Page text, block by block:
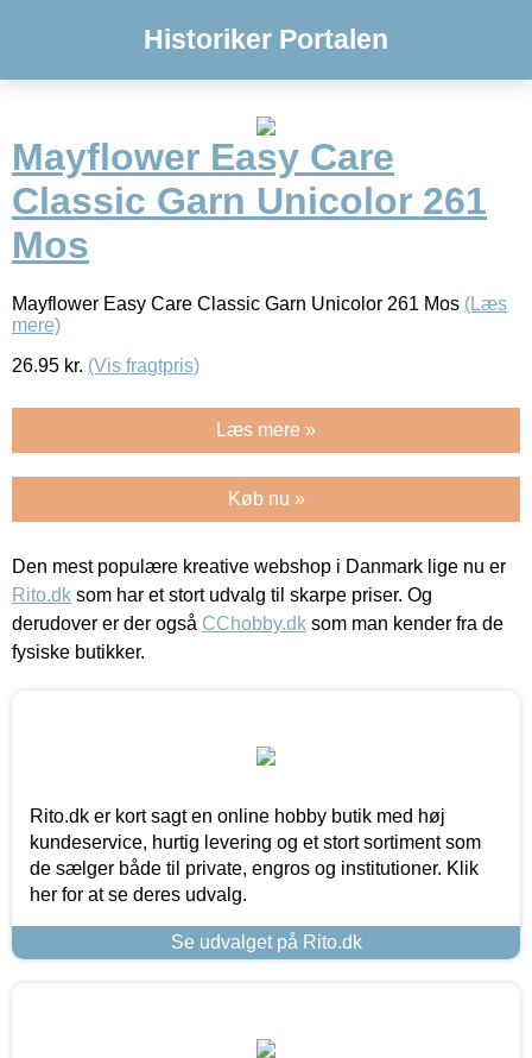
Historiker Portalen
Mayflower Easy Care
Classic Garn Unicolor 261
Mos
Mayflower Easy Care Classic Garn Unicolor 261 Mos (Læs
mere)
26.95 kr. (Vis fragtpris)
Læs mere »
Køb nu »
Den mest populære kreative webshop i Danmark lige nu er
Rito.dk som har et stort udvalg til skarpe priser. Og
derudover er der også CChobby.dk som man kender fra de
fysiske butikker.
Rito.dk er kort sagt en online hobby butik med høj
kundeservice, hurtig levering og et stort sortiment som
de sælger både til private, engros og institutioner. Klik
her for at se deres udvalg.
Se udvalget på Rito.dk